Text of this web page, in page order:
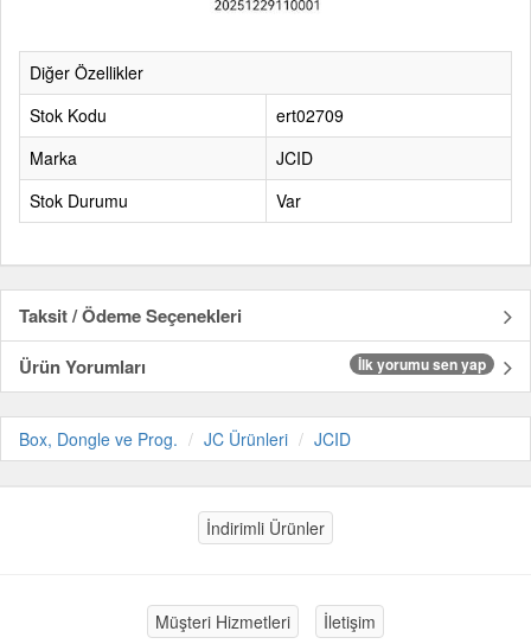
Diğer Özellikler
Stok Kodu
ert02709
Marka
JCID
Stok Durumu
Var
Taksit / Ödeme Seçenekleri
Ürün Yorumları
İlk yorumu sen yap
Box, Dongle ve Prog. JC Ürünleri JCID
İndirimli Ürünler
Müşteri Hizmetleri İletişim